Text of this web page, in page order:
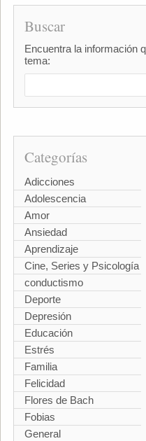
Buscar
Encuentra la información
tema:
Categorías
Adicciones
Adolescencia
Amor
Ansiedad
Aprendizaje
Cine, Series y Psicología
conductismo
Deporte
Depresión
Educación
Estrés
Familia
Felicidad
Flores de Bach
Fobias
General